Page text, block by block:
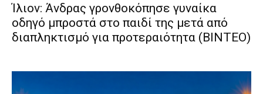
Ίλιον: Άνδρας γρονθοκόπησε γυναίκα
οδηγό μπροστά στο παιδί της μετά από
διαπληκτισμό για προτεραιότητα (ΒΙΝΤΕΟ)